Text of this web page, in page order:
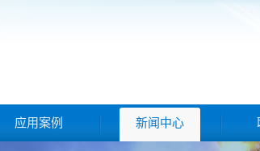
应用案例 新闻中心